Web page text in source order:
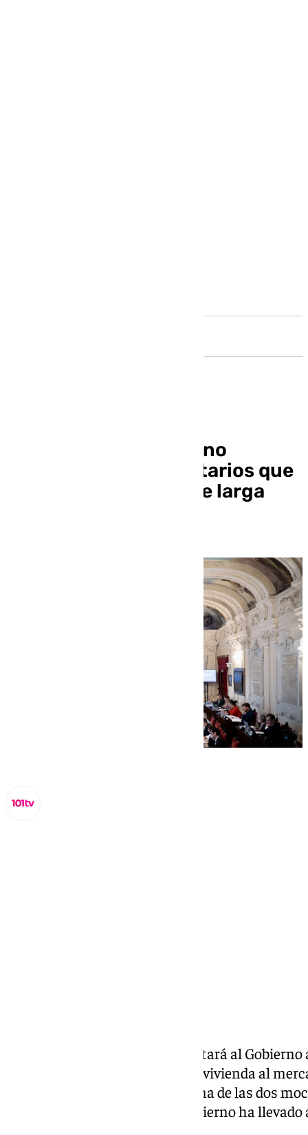
Málaga pide al Gobierno
proteger a los propietarios que
ofrezcan alquileres de larga
El Ayuntamiento de Málaga instará al
familias que decidan sacar una vivienda al
Eso dice el primer acuerdo de una de las dos
aprobadas- que el equipo de gobierno ha